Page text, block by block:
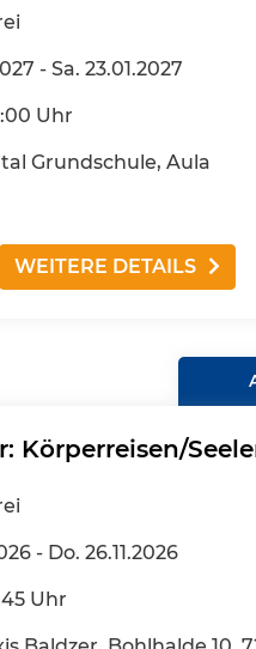
- Sa. 23.01.2027
Uhr
Grundschule, Aula
WEITERE DETAILS
Körperreisen/
- Do. 26.11.2026
Uhr